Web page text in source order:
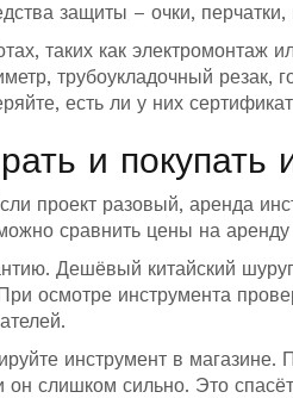
защиты – очки, перчатки,
таких как электромонтаж
трубоукладочный
есть ли у них
и покупать
проект разовый, аренда
сравнить цены на аренду
Дешёвый китайский
осмотре инструмента
инструмент в магазине.
слишком сильно. Это